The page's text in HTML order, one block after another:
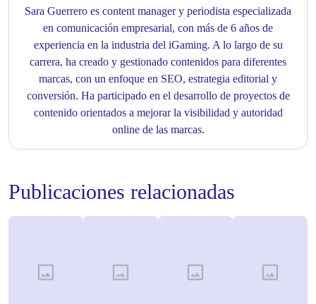
Sara Guerrero es content manager y periodista especializada
en comunicación empresarial, con más de 6 años de
experiencia en la industria del iGaming. A lo largo de su
carrera, ha creado y gestionado contenidos para diferentes
marcas, con un enfoque en SEO, estrategia editorial y
conversión. Ha participado en el desarrollo de proyectos de
contenido orientados a mejorar la visibilidad y autoridad
online de las marcas.
Publicaciones relacionadas